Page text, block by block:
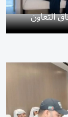
التعاون